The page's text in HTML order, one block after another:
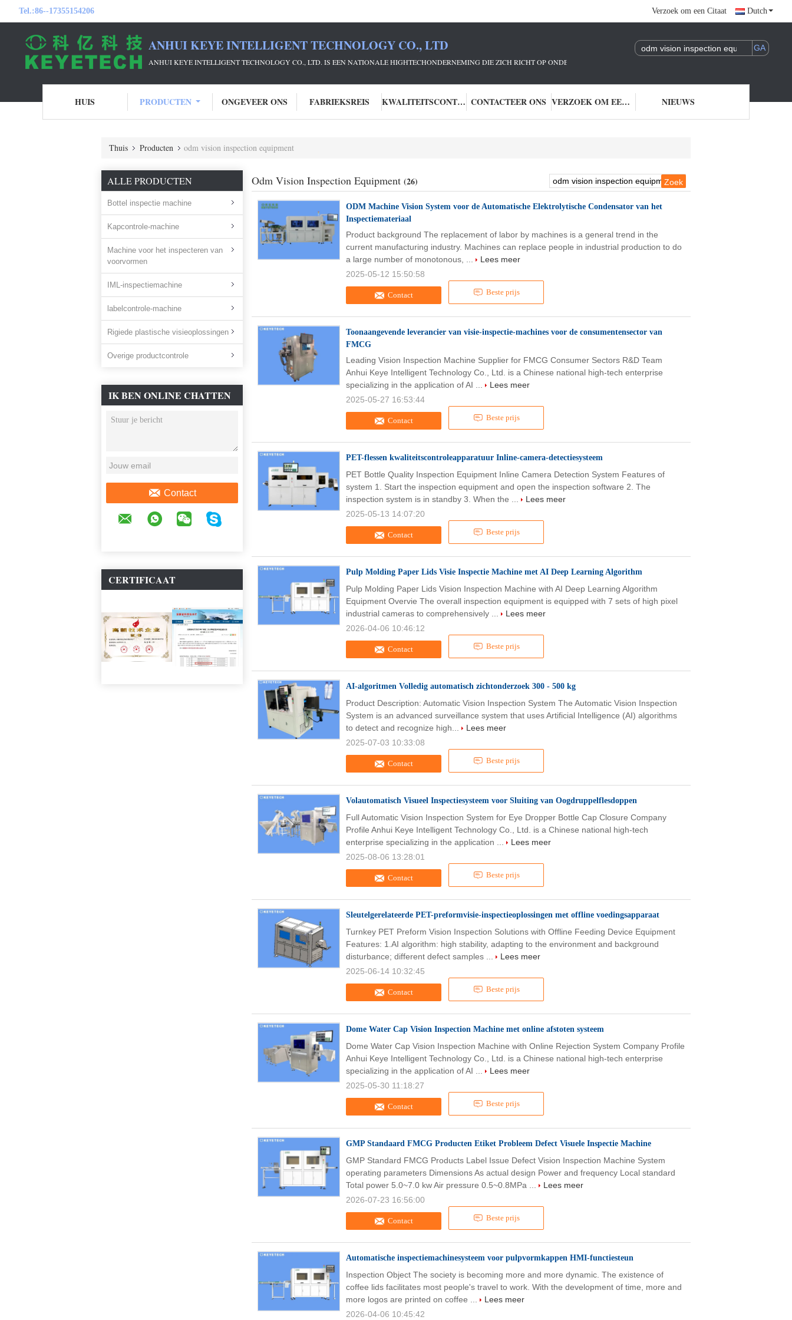
Tel.:86--17355154206 Verzoek om een Citaat Dutch
ANHUI KEYE INTELLIGENT TECHNOLOGY CO., LTD
ANHUI KEYE INTELLIGENT TECHNOLOGY CO., LTD. IS EEN NATIONALE HIGHTECHONDERNEMING DIE ZICH RICHT OP ONDERZOEK EN ONTWIKKELING EN TOEPASSING VAN AI-
HUIS PRODUCTEN ONGEVEER ONS FABRIEKSREIS KWALITEITSCONTROLE CONTACTEER ONS VERZOEK OM EEN CITAAT NIEUWS
Thuis Producten odm vision inspection equipment
ALLE PRODUCTEN
Bottel inspectie machine
Kapcontrole-machine
Machine voor het inspecteren van
voorvormen
IML-inspectiemachine
labelcontrole-machine
Rigiede plastische visieoplossingen
Overige productcontrole
IK BEN ONLINE CHATTEN
NU
Contact
CERTIFICAAT
Odm Vision Inspection Equipment (26)
ODM Machine Vision System voor de Automatische Elektrolytische Condensator van het
Inspectiemateriaal
Contact Beste prijs
Product background The replacement of labor by machines is a general trend in the
current manufacturing industry. Machines can replace people in industrial production to do
a large number of monotonous, ...
Lees meer
2025-05-12 15:50:58
Toonaangevende leverancier van visie-inspectie-machines voor de consumentensector van
FMCG
Contact Beste prijs
Leading Vision Inspection Machine Supplier for FMCG Consumer Sectors R&D Team
Anhui Keye Intelligent Technology Co., Ltd. is a Chinese national high-tech enterprise
specializing in the application of AI ...
Lees meer
2025-05-27 16:53:44
PET-flessen kwaliteitscontroleapparatuur Inline-camera-detectiesysteem
Contact Beste prijs
PET Bottle Quality Inspection Equipment Inline Camera Detection System Features of
system 1. Start the inspection equipment and open the inspection software 2. The
inspection system is in standby 3. When the ...
Lees meer
2025-05-13 14:07:20
Pulp Molding Paper Lids Visie Inspectie Machine met AI Deep Learning Algorithm
Contact Beste prijs
Pulp Molding Paper Lids Vision Inspection Machine with AI Deep Learning Algorithm
Equipment Overvie The overall inspection equipment is equipped with 7 sets of high pixel
industrial cameras to comprehensively ...
Lees meer
2026-04-06 10:46:12
AI-algoritmen Volledig automatisch zichtonderzoek 300 - 500 kg
Contact Beste prijs
Product Description: Automatic Vision Inspection System The Automatic Vision Inspection
System is an advanced surveillance system that uses Artificial Intelligence (AI) algorithms
to detect and recognize high...
Lees meer
2025-07-03 10:33:08
Volautomatisch Visueel Inspectiesysteem voor Sluiting van Oogdruppelflesdoppen
Contact Beste prijs
Full Automatic Vision Inspection System for Eye Dropper Bottle Cap Closure Company
Profile Anhui Keye Intelligent Technology Co., Ltd. is a Chinese national high-tech
enterprise specializing in the application ...
Lees meer
2025-08-06 13:28:01
Sleutelgerelateerde PET-preformvisie-inspectieoplossingen met offline voedingsapparaat
Contact Beste prijs
Turnkey PET Preform Vision Inspection Solutions with Offline Feeding Device Equipment
Features: 1.AI algorithm: high stability, adapting to the environment and background
disturbance; different defect samples ...
Lees meer
2025-06-14 10:32:45
Dome Water Cap Vision Inspection Machine met online afstoten systeem
Contact Beste prijs
Dome Water Cap Vision Inspection Machine with Online Rejection System Company Profile
Anhui Keye Intelligent Technology Co., Ltd. is a Chinese national high-tech enterprise
specializing in the application of AI ...
Lees meer
2025-05-30 11:18:27
GMP Standaard FMCG Producten Etiket Probleem Defect Visuele Inspectie Machine
Contact Beste prijs
GMP Standard FMCG Products Label Issue Defect Vision Inspection Machine System
operating parameters Dimensions As actual design Power and frequency Local standard
Total power 5.0~7.0 kw Air pressure 0.5~0.8MPa ...
Lees meer
2026-07-23 16:56:00
Automatische inspectiemachinesysteem voor pulpvormkappen HMI-functiesteun
Inspection Object The society is becoming more and more dynamic. The existence of
coffee lids facilitates most people's travel to work. With the development of time, more and
more logos are printed on coffee ...
Lees meer
2026-04-06 10:45:42